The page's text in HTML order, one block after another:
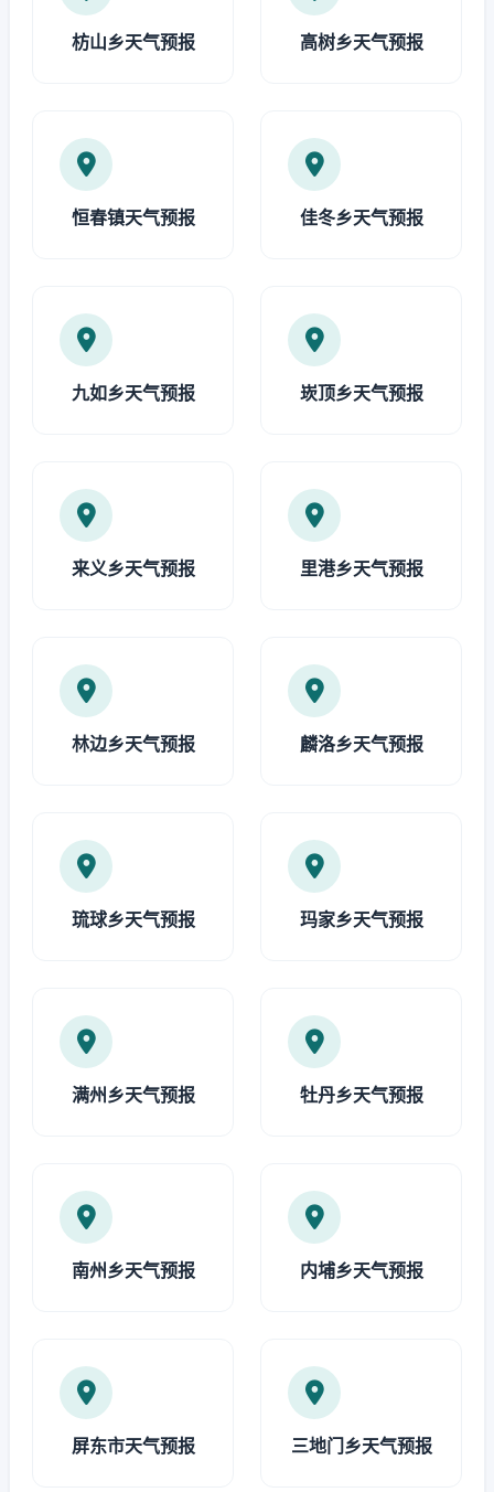
枋山乡天气预报 高树乡天气预报
恒春镇天气预报 佳冬乡天气预报
九如乡天气预报 崁顶乡天气预报
来义乡天气预报 里港乡天气预报
林边乡天气预报 麟洛乡天气预报
琉球乡天气预报 玛家乡天气预报
满州乡天气预报 牡丹乡天气预报
南州乡天气预报 内埔乡天气预报
屏东市天气预报 三地门乡天气预报